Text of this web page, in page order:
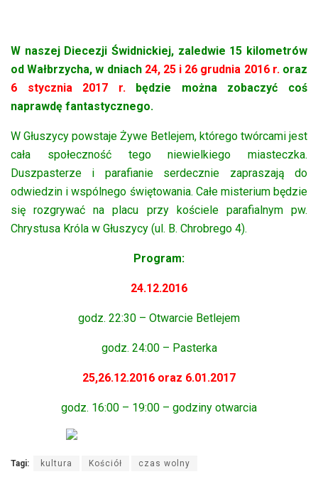
W naszej Diecezji Świdnickiej, zaledwie 15 kilometrów
od Wałbrzycha, w dniach 24, 25 i 26 grudnia 2016 r. oraz
6 stycznia 2017 r. będzie można zobaczyć coś
naprawdę fantastycznego.
W Głuszycy powstaje Żywe Betlejem, którego twórcami jest
cała społeczność tego niewielkiego miasteczka.
Duszpasterze i parafianie serdecznie zapraszają do
odwiedzin i wspólnego świętowania. Całe misterium będzie
się rozgrywać na placu przy kościele parafialnym pw.
Chrystusa Króla w Głuszycy (ul. B. Chrobrego 4).
Program:
24.12.2016
godz. 22:30 – Otwarcie Betlejem
godz. 24:00 – Pasterka
25,26.12.2016 oraz 6.01.2017
godz. 16:00 – 19:00 – godziny otwarcia
Tagi: kultura Kościół czas wolny